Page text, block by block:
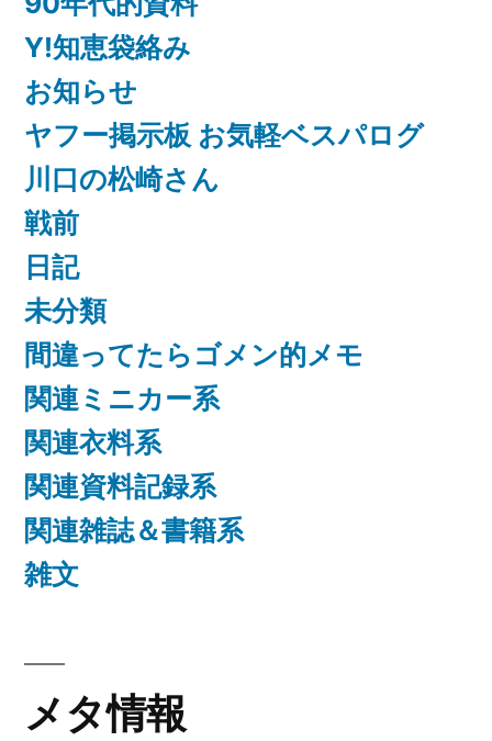
Y!知恵袋絡み
お知らせ
ヤフー掲示板 お気軽ベスパログ
川口の松崎さん
戦前
日記
未分類
間違ってたらゴメン的メモ
関連ミニカー系
関連衣料系
関連資料記録系
関連雑誌＆書籍系
雑文
メタ情報